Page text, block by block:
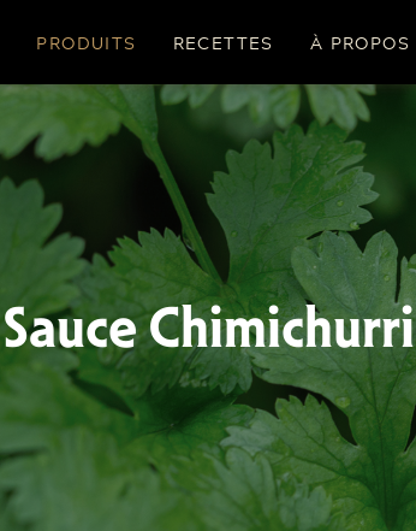
PRODUITS RECETTES À PROPOS
Sauce Chimichurri